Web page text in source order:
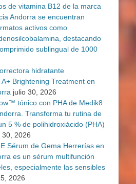
de vitamina B12 de la marca
Andorra se encuentran
activos como
destacando
sublingual de 1000
hidratante
Brightening Treatment en
julio 30, 2026
tónico con PHA de Medik8
Transforma tu rutina de
5 % de polihidroxiácido (PHA)
30, 2026
Sérum de Gema Herrerías en
es un sérum multifunción
especialmente las sensibles
2026